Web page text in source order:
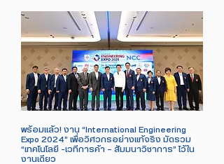
พร้อมแล้ว! งาน “International Engineering
Expo 2024” เพื่อวิศวกรอย่างแท้จริง มัดรวม
“เทคโนโลยี –เวทีการค้า - สัมมนาวิชาการ” ไว้ใน
งานเดียว